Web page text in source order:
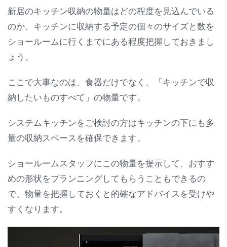
新居のキッチン収納の物量はどの程度を見込んでいる
のか、キッチンに収納する予定の個々のサイズと数を
ショールームに行くまでにある程度把握しておきまし
ょう。
ここで大事なのは、食器だけでなく、「キッチンで収
納したいものすべて」の物量です。
システムキッチンをご検討の方はキッチンの下にも多
量の収納スペースを確保できます。
ショールームスタッフにこの物量を提示して、おすす
めの形状をプランニングしてもらうこともできるの
で、物量を把握しておくと的確なアドバイスを受けや
すくなります。